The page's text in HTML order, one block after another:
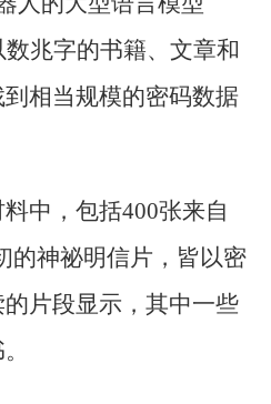
数兆字的书籍、文章和
相当规模的密码数据
中，包括400张来自
的神祕明信片，皆以密
片段显示，其中一些